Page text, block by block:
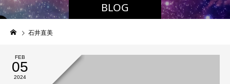
BLOG
石井直美
FEB
05
2024